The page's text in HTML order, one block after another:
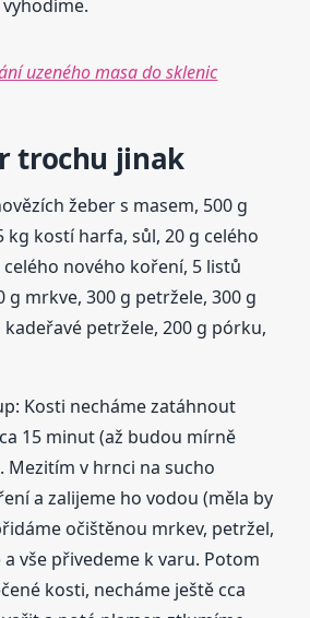
uzeného masa do sklenic
trochu jinak
žeber s masem, 500 g
kg kostí harfa, sůl, 20 g celého
nového koření, 5 listů
g mrkve, 300 g petržele, 300 g
petržele, 200 g pórku,
Kosti necháme zatáhnout
15 minut (až budou mírně
Mezitím v hrnci na sucho
a zalijeme ho vodou (měla by
očištěnou mrkev, petržel,
a vše přivedeme k varu. Potom
kosti, necháme ještě cca